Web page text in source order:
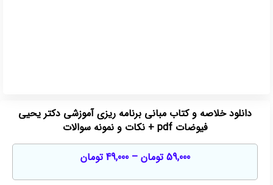
دانلود خلاصه و کتاب مبانی برنامه ریزی آموزشی دکتر یحیی
فیوضات pdf + نکات و نمونه سوالات
59,000 تومان –
49,000 تومان